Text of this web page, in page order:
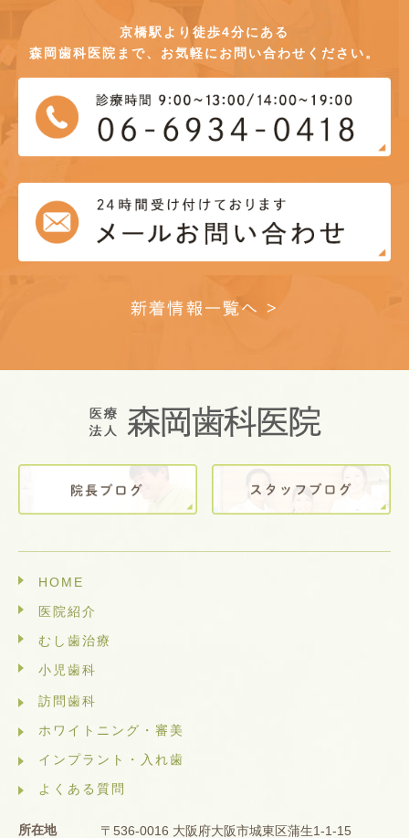
京橋駅より徒歩4分にある
森岡歯科医院まで、お気軽にお問い合わせください。
新着情報一覧へ >
HOME
医院紹介
むし歯治療
小児歯科
訪問歯科
ホワイトニング・審美
インプラント・入れ歯
よくある質問
所在地 〒536-0016 大阪府大阪市城東区蒲生1-1-15